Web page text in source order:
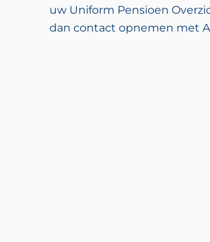
uw Uniform Pensioen
dan contact opnemen met